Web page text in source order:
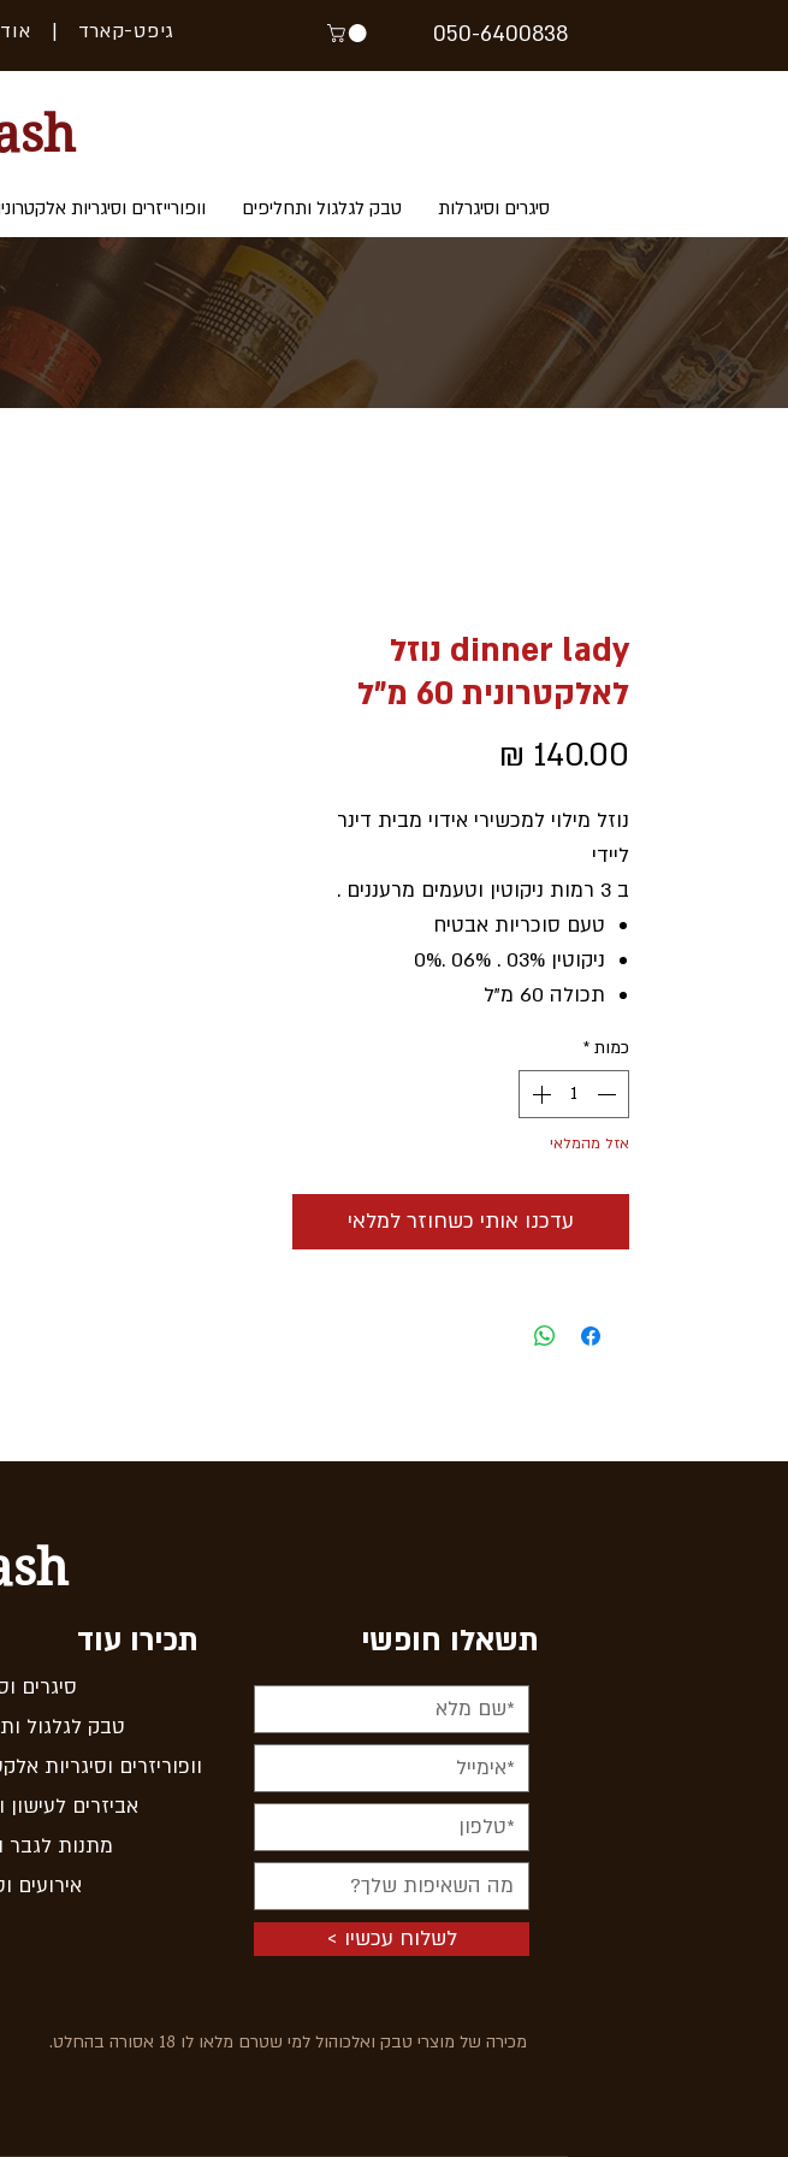
גיפט-קארד | 050-6400838
סיגרים וסיגרלות טבק לגלגול ותחליפים וופורייזרים וסיגריות
dinner lady נוזל
לאלקטרונית 60 מ"ל
נוזל מילוי למכשירי אידוי מבית דינר
ליידי
ב 3 רמות ניקוטין וטעמים מרעננים .
טעם סוכריות אבטיח
ניקוטין 03% . 06% .0%
תכולה 60 מ"ל
כמות *
אזל מהמלאי
עדכנו אותי כשחוזר למלאי
תכירו עוד
סיגרים
טבק לגלגול
וופוריזרים וסיגריות
אביזרים לעישון
מתנות לגבר
אירועים
תשאלו חופשי
< לשלוח עכשיו
מכירה של מוצרי טבק ואלכוהול למי שטרם מלאו לו 18 אסורה בהחלט.